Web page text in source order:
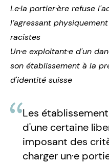
Le·la portier·ère refuse
l’agressant
racistes
Un·e exploitant·e d'un
son établissement à la
d'identité suisse
Les
d'une certaine
imposant des
charger un·e